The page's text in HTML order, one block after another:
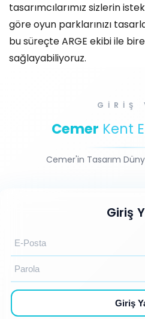
tasarımcılarımız sizlerin
göre oyun parklarınızı
bu süreçte ARGE ekibi ile
sağlayabiliyoruz.
GİRİŞ
Cemer Kent
Cemer'in Tasarım
Giriş
Giriş